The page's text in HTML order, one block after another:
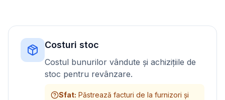
Costuri stoc
Costul bunurilor vândute și achizițiile de
stoc pentru revânzare.
Sfat: Păstrează facturi de la furnizori și